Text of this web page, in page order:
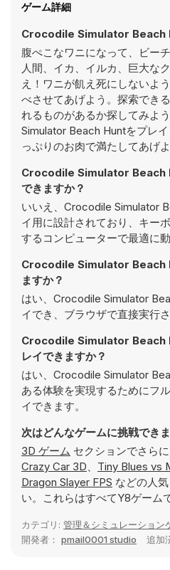
ゲーム詳細
Crocodile Simulator Beach
腹ぺこなワニになって、ビー
人間、イカ、イルカ、巨大な
え！ワニが飢え死にしないよ
べさせてあげよう。探索でき
れるものがあるか探してみよ
Simulator Beach Huntをプレ
っぷりのお肉で満たしてあげよ
Crocodile Simulator Beach
できますか？
いいえ、Crocodile Simulator
イ用に設計されており、キー
するコンピューターで最適に動
Crocodile Simulator Beach
ますか？
はい、Crocodile Simulator
イでき、ブラウザで直接実行さ
Crocodile Simulator Beach
レイできますか？
はい、Crocodile Simulator
ある体験を実現するためにフ
イできます。
次はどんなゲームに挑戦でき
3D ゲーム セクションでさら
Crazy Car 3D、 Tiny Blues vs
Dragon Slayer FPS などの人
い。これらはすべてY8ゲーム
カテゴリ: 管理＆シミュレーション
開発者： pmail0001 studio 追加